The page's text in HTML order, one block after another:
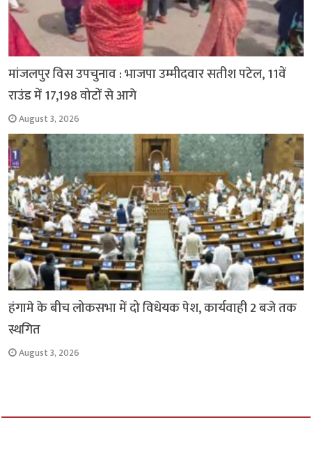
मांजलपुर विस उपचुनाव : भाजपा उम्मीदवार सतीश पटेल, 11वें
राउंड में 17,198 वोटों से आगे
August 3, 2026
हंगामे के बीच लोकसभा में दो विधेयक पेश, कार्यवाही 2 बजे तक
स्थगित
August 3, 2026